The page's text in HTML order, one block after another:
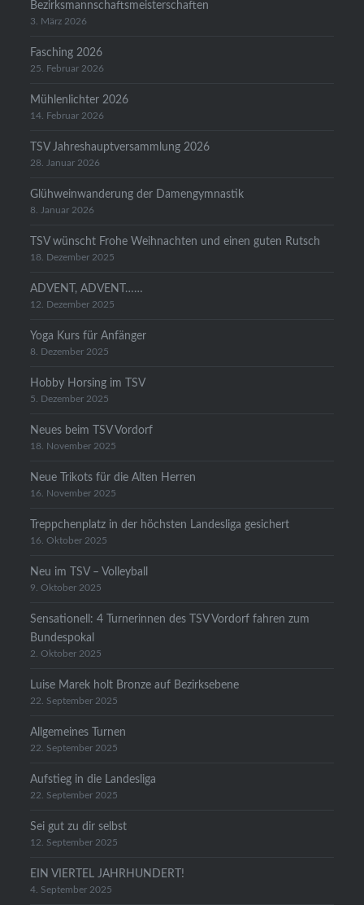
Bezirksmannschaftsmeisterschaften
3. März 2026
Fasching 2026
25. Februar 2026
Mühlenlichter 2026
14. Februar 2026
TSV Jahreshauptversammlung 2026
28. Januar 2026
Glühweinwanderung der Damengymnastik
8. Januar 2026
TSV wünscht Frohe Weihnachten und einen guten Rutsch
18. Dezember 2025
ADVENT, ADVENT……
12. Dezember 2025
Yoga Kurs für Anfänger
8. Dezember 2025
Hobby Horsing im TSV
5. Dezember 2025
Neues beim TSV Vordorf
18. November 2025
Neue Trikots für die Alten Herren
16. November 2025
Treppchenplatz in der höchsten Landesliga gesichert
16. Oktober 2025
Neu im TSV – Volleyball
9. Oktober 2025
Sensationell: 4 Turnerinnen des TSV Vordorf fahren zum
Bundespokal
2. Oktober 2025
Luise Marek holt Bronze auf Bezirksebene
22. September 2025
Allgemeines Turnen
22. September 2025
Aufstieg in die Landesliga
22. September 2025
Sei gut zu dir selbst
12. September 2025
EIN VIERTEL JAHRHUNDERT!
4. September 2025